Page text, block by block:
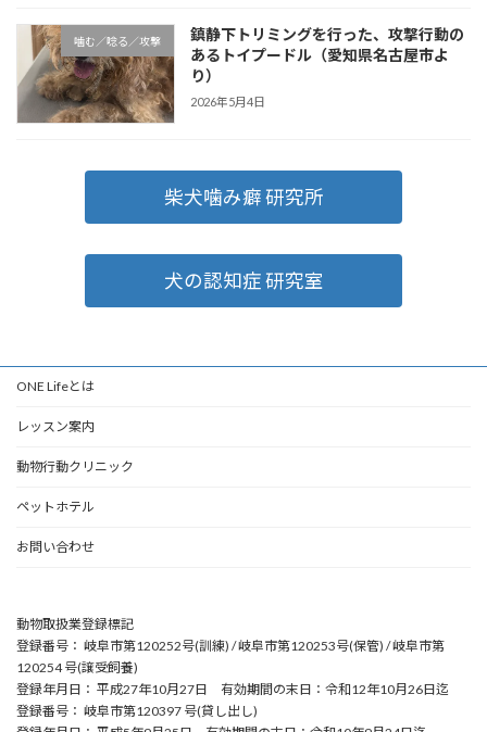
噛む／唸る／攻撃
鎮静下トリミングを行った、攻撃行動の
あるトイプードル（愛知県名古屋市よ
り）
2026年5月4日
柴犬噛み癖 研究所
犬の認知症 研究室
ONE Lifeとは
レッスン案内
動物行動クリニック
ペットホテル
お問い合わせ
動物取扱業登録標記
登録番号： 岐阜市第120252号(訓練) / 岐阜市第120253号(保管) / 岐阜市第
120254 号(譲受飼養)
登録年月日： 平成27年10月27日 有効期間の末日：令和12年10月26日迄
登録番号： 岐阜市第120397 号(貸し出し)